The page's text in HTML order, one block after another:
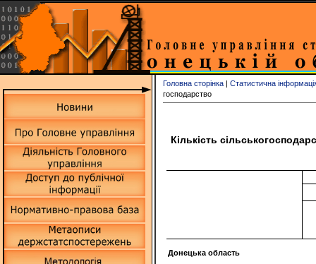
Головна сторінка | Статистична
господарство
Кількість
Донецька область